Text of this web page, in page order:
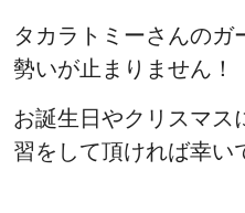
タカラトミーさんのガ
勢いが止まりません！
お誕生日やクリスマス
習をして頂ければ幸い